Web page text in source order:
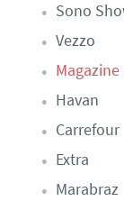
Sono
Vezzo
Magazine
Havan
Carrefour
Extra
Marabraz